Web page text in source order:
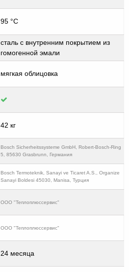
95 °C
сталь с внутренним покрытием из
гомогенной эмали
мягкая облицовка
42 кг
Bosch Sicherheitssysteme GmbH, Robert-Bosch-Ring
5, 85630 Grasbrunn, Германия
Bosch Termoteknik, Sanayi ve Ticaret A.S., Organize
Sanayi Boldesi 45030, Manisa, Турция
ООО "Теплоплюссервис"
ООО "Теплоплюссервис"
24 месяца